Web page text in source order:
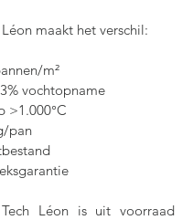
Léon maakt het verschil:
m²
vochtopname
>1.000°C
pan
Tech Léon is uit voorraad